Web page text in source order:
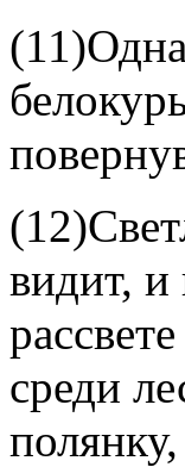
видит,
среди